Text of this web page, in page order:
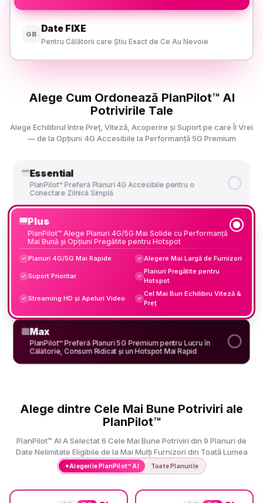
GB Date FIXE
Pentru Călătorii care Știu Exact de Ce Au Nevoie
Alege Cum Ordonează PlanPilot™ AI
Potrivirile Tale
Alege Echilibrul între Preț, Viteză, Acoperire și Suport pe care Îl Vrei
— de la Opțiuni 4G Accesibile la Performanță 5G Premium
Essential
PlanPilot™ Preferă Planuri 4G Accesibile pentru o
Conectare Zilnică Simplă
Plus
PlanPilot™ Alege Planuri 4G/5G Mai Solide cu Performanță
Mai Bună și Opțiuni Pregătite pentru Hotspot
✓ Planuri 4G/5G Mai Rapide ✓ Alegere Mai Largă de Furnizori
✓ Suport Prioritar ✓
Planuri Pregătite pentru
Hotspot
✓ Streaming HD și Apeluri Video ✓
Cel Mai Bun Echilibru Viteză &
Preț
Max
PlanPilot™ Preferă Planuri 5G Premium pentru Lucru în
Călătorie, Consum Ridicat și un Hotspot Mai Rapid
Alege dintre Cele Mai Bune Potriviri ale
PlanPilot™
PlanPilot™ AI A Selectat 6 Cele Mai Bune Potriviri din 9 Planuri de
Date Nelimitate Eligibile de la Mai Mulți Furnizori din Toată Lumea
✦Alegerile PlanPilot™ AI Toate Planurile